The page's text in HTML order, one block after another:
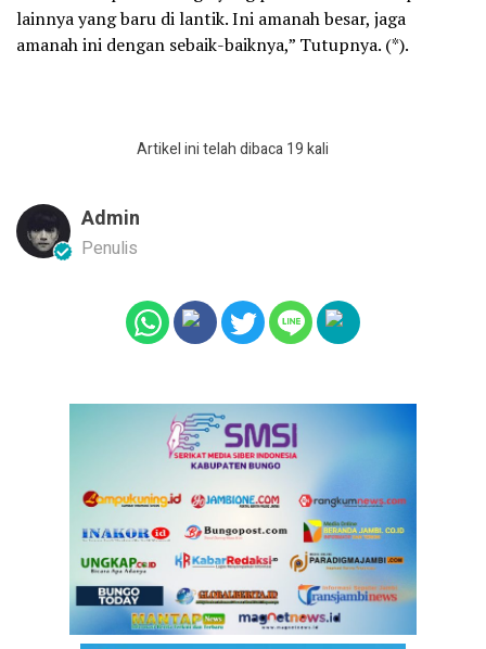
lainnya yang baru di lantik. Ini amanah besar, jaga
amanah ini dengan sebaik-baiknya,” Tutupnya. (*).
Artikel ini telah dibaca 19 kali
Admin
Penulis